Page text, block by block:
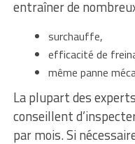
entraîner de
surchauffe,
efficacité de
même panne
La plupart des
conseillent
par mois. Si